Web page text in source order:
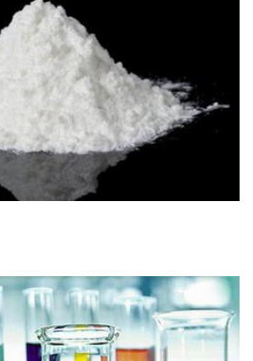
ПОДРОБНЕЕ